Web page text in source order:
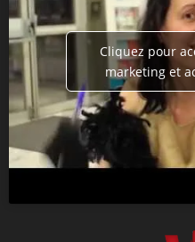
Cliquez pour
marketing et